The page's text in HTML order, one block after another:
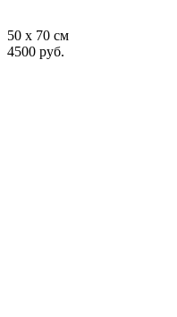
50 x 70 см
4500 руб.